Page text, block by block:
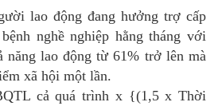
lao động đang hưởng trợ cấp
nghề nghiệp hằng tháng với
năng lao động từ 61% trở lên mà
xã hội một lần.
cả quá trình x {(1,5 x Thời